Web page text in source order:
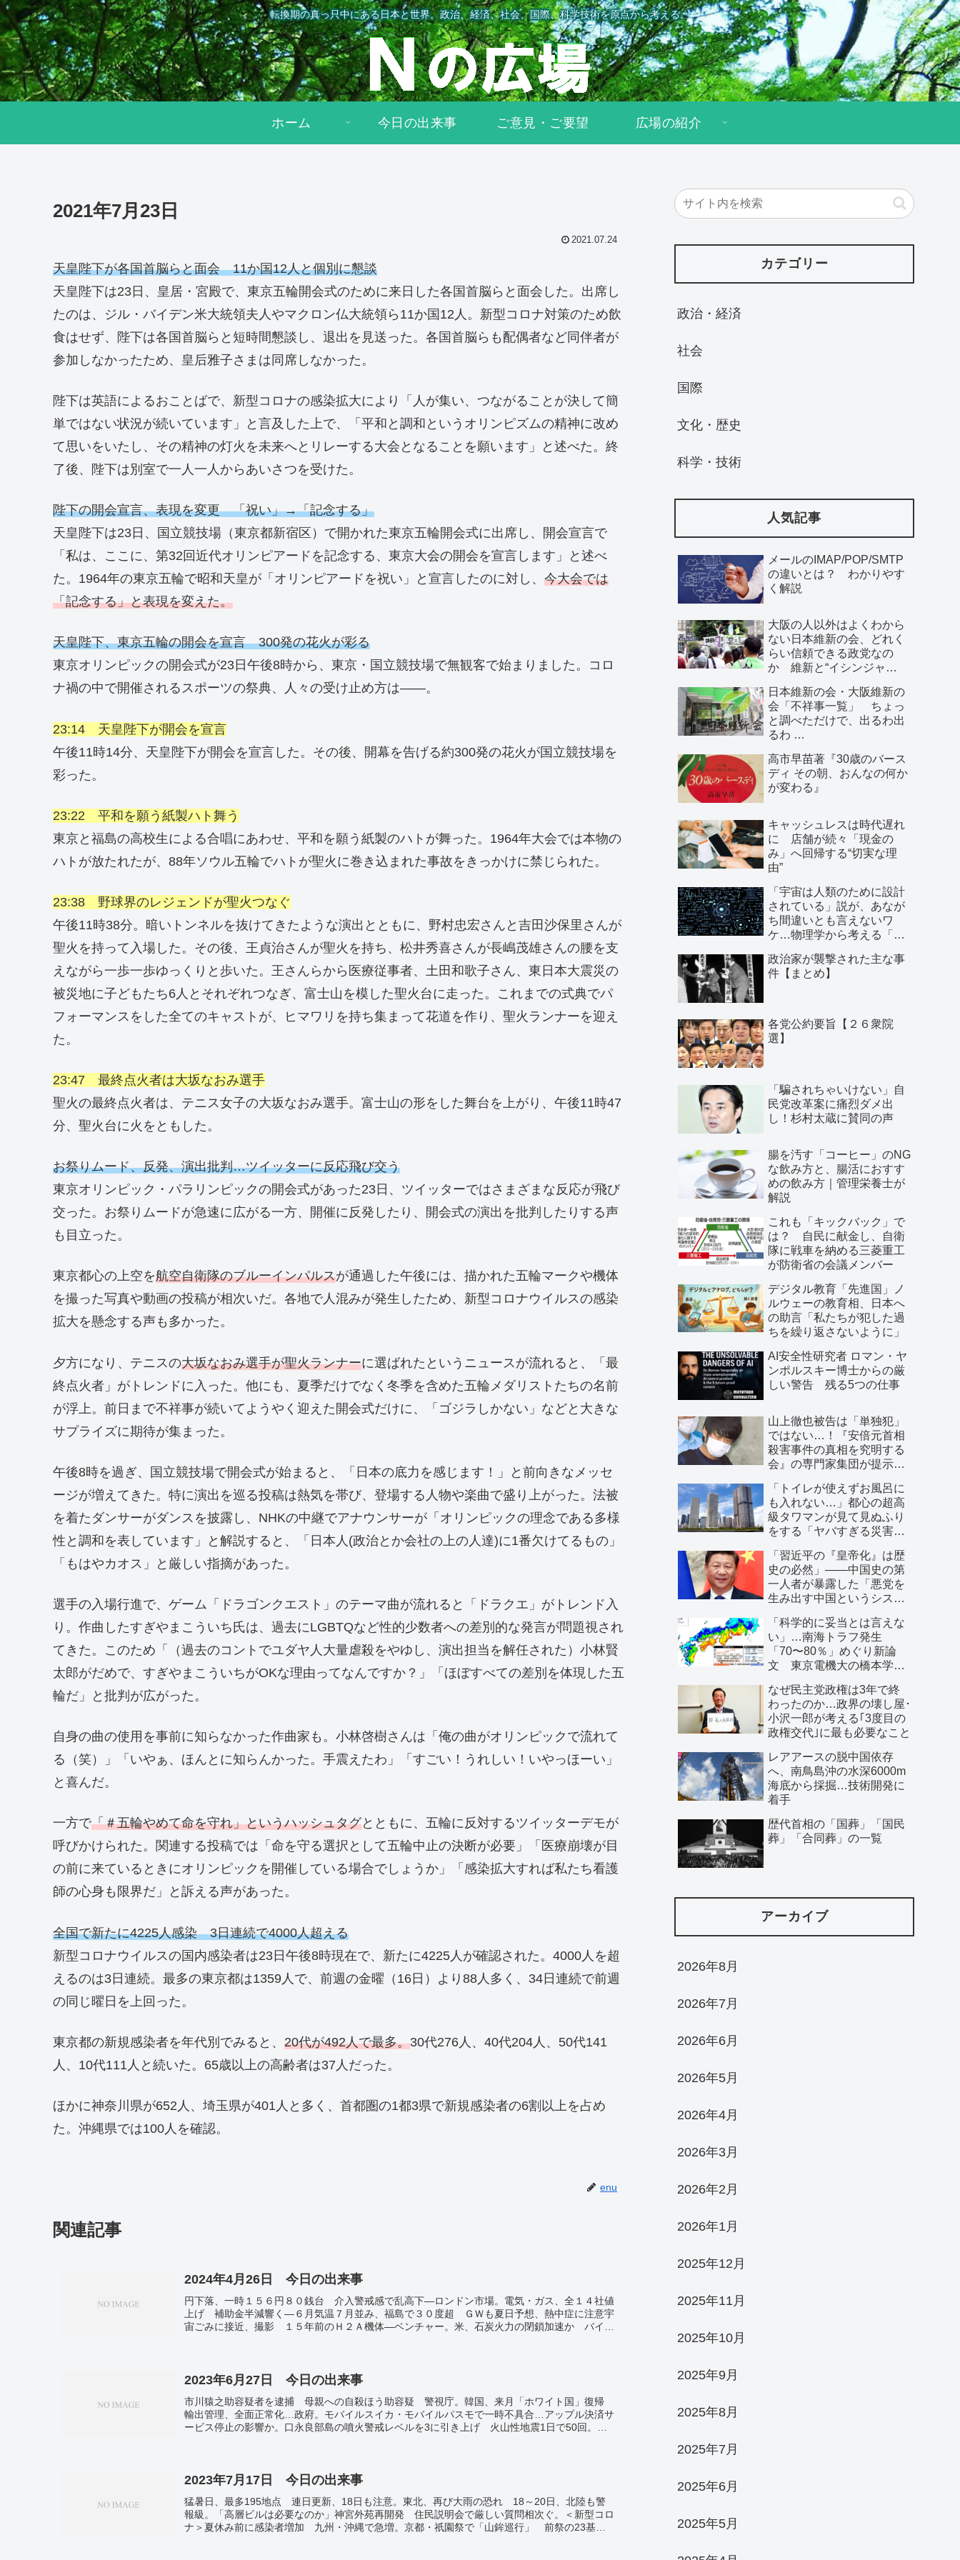
転換期の真っ只中にある日本と世界。政治、経済、社会、国際、科学技術を原点から考える。
ホーム 今日の出来事 ご意見・ご要望 広場の紹介
2021年7月23日
2021.07.24
天皇陛下が各国首脳らと面会 11か国12人と個別に懇談
天皇陛下は23日、皇居・宮殿で、東京五輪開会式のために来日した各国首脳らと面会した。出席し
たのは、ジル・バイデン米大統領夫人やマクロン仏大統領ら11か国12人。新型コロナ対策のため飲
食はせず、陛下は各国首脳らと短時間懇談し、退出を見送った。各国首脳らも配偶者など同伴者が
参加しなかったため、皇后雅子さまは同席しなかった。
陛下は英語によるおことばで、新型コロナの感染拡大により「人が集い、つながることが決して簡
単ではない状況が続いています」と言及した上で、「平和と調和というオリンピズムの精神に改め
て思いをいたし、その精神の灯火を未来へとリレーする大会となることを願います」と述べた。終
了後、陛下は別室で一人一人からあいさつを受けた。
陛下の開会宣言、表現を変更 「祝い」→「記念する」
天皇陛下は23日、国立競技場（東京都新宿区）で開かれた東京五輪開会式に出席し、開会宣言で
「私は、ここに、第32回近代オリンピアードを記念する、東京大会の開会を宣言します」と述べ
た。1964年の東京五輪で昭和天皇が「オリンピアードを祝い」と宣言したのに対し、 今大会では
「記念する」と表現を変えた。
天皇陛下、東京五輪の開会を宣言 300発の花火が彩る
東京オリンピックの開会式が23日午後8時から、東京・国立競技場で無観客で始まりました。コロ
ナ禍の中で開催されるスポーツの祭典、人々の受け止め方は――。
23:14 天皇陛下が開会を宣言
午後11時14分、天皇陛下が開会を宣言した。その後、開幕を告げる約300発の花火が国立競技場を
彩った。
23:22 平和を願う紙製ハト舞う
東京と福島の高校生による合唱にあわせ、平和を願う紙製のハトが舞った。1964年大会では本物の
ハトが放たれたが、88年ソウル五輪でハトが聖火に巻き込まれた事故をきっかけに禁じられた。
23:38 野球界のレジェンドが聖火つなぐ
午後11時38分。暗いトンネルを抜けてきたような演出とともに、野村忠宏さんと吉田沙保里さんが
聖火を持って入場した。その後、王貞治さんが聖火を持ち、松井秀喜さんが長嶋茂雄さんの腰を支
えながら一歩一歩ゆっくりと歩いた。王さんらから医療従事者、土田和歌子さん、東日本大震災の
被災地に子どもたち6人とそれぞれつなぎ、富士山を模した聖火台に走った。これまでの式典でパ
フォーマンスをした全てのキャストが、ヒマワリを持ち集まって花道を作り、聖火ランナーを迎え
た。
23:47 最終点火者は大坂なおみ選手
聖火の最終点火者は、テニス女子の大坂なおみ選手。富士山の形をした舞台を上がり、午後11時47
分、聖火台に火をともした。
お祭りムード、反発、演出批判…ツイッターに反応飛び交う
東京オリンピック・パラリンピックの開会式があった23日、ツイッターではさまざまな反応が飛び
交った。お祭りムードが急速に広がる一方、開催に反発したり、開会式の演出を批判したりする声
も目立った。
東京都心の上空を航空自衛隊のブルーインパルスが通過した午後には、描かれた五輪マークや機体
を撮った写真や動画の投稿が相次いだ。各地で人混みが発生したため、新型コロナウイルスの感染
拡大を懸念する声も多かった。
夕方になり、テニスの大坂なおみ選手が聖火ランナーに選ばれたというニュースが流れると、「最
終点火者」がトレンドに入った。他にも、夏季だけでなく冬季を含めた五輪メダリストたちの名前
が浮上。前日まで不祥事が続いてようやく迎えた開会式だけに、「ゴジラしかない」などと大きな
サプライズに期待が集まった。
午後8時を過ぎ、国立競技場で開会式が始まると、「日本の底力を感じます！」と前向きなメッセ
ージが増えてきた。特に演出を巡る投稿は熱気を帯び、登場する人物や楽曲で盛り上がった。法被
を着たダンサーがダンスを披露し、NHKの中継でアナウンサーが「オリンピックの理念である多様
性と調和を表しています」と解説すると、「日本人(政治とか会社の上の人達)に1番欠けてるもの」
「もはやカオス」と厳しい指摘があった。
選手の入場行進で、ゲーム「ドラゴンクエスト」のテーマ曲が流れると「ドラクエ」がトレンド入
り。作曲したすぎやまこういち氏は、過去にLGBTQなど性的少数者への差別的な発言が問題視され
てきた。このため「（過去のコントでユダヤ人大量虐殺をやゆし、演出担当を解任された）小林賢
太郎がだめで、すぎやまこういちがOKな理由ってなんですか？」「ほぼすべての差別を体現した五
輪だ」と批判が広がった。
自身の曲の使用を事前に知らなかった作曲家も。小林啓樹さんは「俺の曲がオリンピックで流れて
る（笑）」「いやぁ、ほんとに知らんかった。手震えたわ」「すごい！うれしい！いやっほーい」
と喜んだ。
一方で「＃五輪やめて命を守れ」というハッシュタグとともに、五輪に反対するツイッターデモが
呼びかけられた。関連する投稿では「命を守る選択として五輪中止の決断が必要」「医療崩壊が目
の前に来ているときにオリンピックを開催している場合でしょうか」「感染拡大すれば私たち看護
師の心身も限界だ」と訴える声があった。
全国で新たに4225人感染 3日連続で4000人超える
新型コロナウイルスの国内感染者は23日午後8時現在で、新たに4225人が確認された。4000人を超
えるのは3日連続。最多の東京都は1359人で、前週の金曜（16日）より88人多く、34日連続で前週
の同じ曜日を上回った。
東京都の新規感染者を年代別でみると、 20代が492人で最多。30代276人、40代204人、50代141
人、10代111人と続いた。65歳以上の高齢者は37人だった。
ほかに神奈川県が652人、埼玉県が401人と多く、首都圏の1都3県で新規感染者の6割以上を占め
た。沖縄県では100人を確認。
enu
関連記事
2024年4月26日 今日の出来事
円下落、一時１５６円８０銭台 介入警戒感で乱高下―ロンドン市場。電気・ガス、全１４社値
上げ 補助金半減響く―６月気温７月並み、福島で３０度超 ＧＷも夏日予想、熱中症に注意宇
宙ごみに接近、撮影 １５年前のＨ２Ａ機体―ベンチャー。米、石炭火力の閉鎖加速か バイデ
2023年6月27日 今日の出来事
市川猿之助容疑者を逮捕 母親への自殺ほう助容疑 警視庁。韓国、来月「ホワイト国」復帰
輸出管理、全面正常化…政府。モバイルスイカ・モバイルパスモで一時不具合…アップル決済サ
ービス停止の影響か。口永良部島の噴火警戒レベルを3に引き上げ 火山性地震1日で50回。プ
2023年7月17日 今日の出来事
猛暑日、最多195地点 連日更新、18日も注意。東北、再び大雨の恐れ 18～20日、北陸も警
報級。「高層ビルは必要なのか」神宮外苑再開発 住民説明会で厳しい質問相次ぐ。＜新型コロ
ナ＞夏休み前に感染者増加 九州・沖縄で急増。京都・祇園祭で「山鉾巡行」 前祭の23基、
カテゴリー
政治・経済
社会
国際
文化・歴史
科学・技術
人気記事
メールのIMAP/POP/SMTP
の違いとは？ わかりやす
く解説
大阪の人以外はよくわから
ない日本維新の会、どれく
らい信頼できる政党なの
か 維新と“イシンジャ
る、大阪で起きていること
日本維新の会・大阪維新の
会「不祥事一覧」 ちょっ
と調べただけで、出るわ出
るわ …
高市早苗著『30歳のバース
ディ その朝、おんなの何か
が変わる』
キャッシュレスは時代遅れ
に 店舗が続々「現金の
み」へ回帰する“切実な理
由”
「宇宙は人類のために設計
されている」説が、あなが
ち間違いとも言えないワ
ケ…物理学から考える「こ
政治家が襲撃された主な事
件【まとめ】
各党公約要旨【２６衆院
選】
「騙されちゃいけない」自
民党改革案に痛烈ダメ出
し！杉村太蔵に賛同の声
腸を汚す「コーヒー」のNG
な飲み方と、腸活におすす
めの飲み方｜管理栄養士が
解説
これも「キックバック」で
は？ 自民に献金し、自衛
隊に戦車を納める三菱重工
が防衛省の会議メンバー
デジタル教育「先進国」ノ
ルウェーの教育相、日本へ
の助言「私たちが犯した過
ちを繰り返さないように」
AI安全性研究者 ロマン・ヤ
ンポルスキー博士からの厳
しい警告 残る5つの仕事
山上徹也被告は「単独犯」
ではない…！『安倍元首相
殺害事件の真相を究明する
会』の専門家集団が提示し
「トイレが使えずお風呂に
も入れない…」都心の超高
級タワマンが見て見ぬふり
をする「ヤバすぎる災害リ
「習近平の『皇帝化』は歴
史の必然」――中国史の第
一人者が暴露した「悪党を
生み出す中国というシステ
「科学的に妥当とは言えな
い」…南海トラフ発生
「70〜80％」めぐり新論
文 東京電機大の橋本学特
なぜ民主党政権は3年で終
わったのか…政界の壊し屋･
小沢一郎が考える｢3度目の
政権交代｣に最も必要なこと
レアアースの脱中国依存
へ、南鳥島沖の水深6000m
海底から採掘…技術開発に
着手
歴代首相の「国葬」「国民
葬」「合同葬」の一覧
アーカイブ
2026年8月
2026年7月
2026年6月
2026年5月
2026年4月
2026年3月
2026年2月
2026年1月
2025年12月
2025年11月
2025年10月
2025年9月
2025年8月
2025年7月
2025年6月
2025年5月